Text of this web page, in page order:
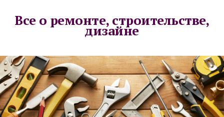
Все о ремонте, строительстве,
дизайне